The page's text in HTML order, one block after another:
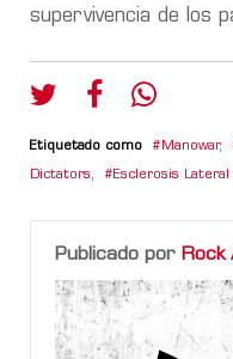
supervivencia de los
Etiquetado como Manowar,
Dictators, Esclerosis
Publicado por Rock